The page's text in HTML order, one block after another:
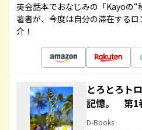
英会話本でおなじみの「Kayoの“
著者が、今度は自分の滞在する
介！
とろとろト
記憶。 第1
D-Books